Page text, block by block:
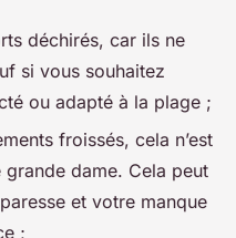
déchirés, car ils ne
si vous souhaitez
ou adapté à la plage ;
froissés, cela n’est
dame. Cela peut
et votre manque
;